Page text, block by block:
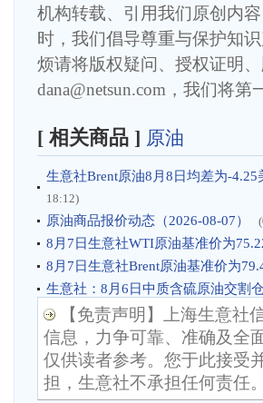
机构转载、引用我们原创内
时，我们倡导尊重与保护知
烦请将版权疑问、授权证明
dana@netsun.com，我们将
[ 相关商品 ] 原油
生意社Brent原油8月8日均差为-4.25
18:12)
原油商品报价动态（2026-08-07）
8月7日生意社WTI原油基准价为
8月7日生意社Brent原油基准价为
生意社：8月6日中质含硫原油交割
【免责声明】上海生意社
信息，力争可靠、准确及全
仅供读者参考。您于此接受
担，生意社不承担任何责任。